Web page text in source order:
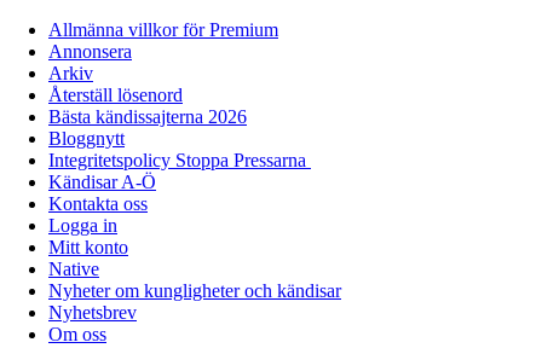
Allmänna villkor för Premium
Annonsera
Arkiv
Återställ lösenord
Bästa kändissajterna 2026
Bloggnytt
Integritetspolicy Stoppa Pressarna
Kändisar A-Ö
Kontakta oss
Logga in
Mitt konto
Native
Nyheter om kungligheter och kändisar
Nyhetsbrev
Om oss